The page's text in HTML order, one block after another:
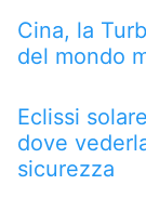
Cina, la
del mondo
Eclissi
dove
sicurezza